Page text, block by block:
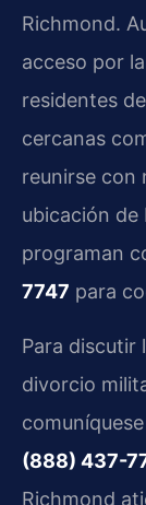
Richmond.
acceso por la
residentes
cercanas
reunirse con
ubicación de
programan
7747 para
Para discutir
divorcio
(888) 437-
Richmond